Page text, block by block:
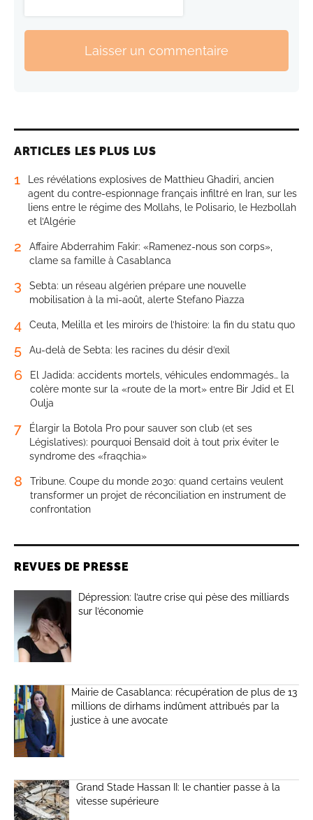
Laisser un commentaire
ARTICLES LES PLUS LUS
1
Les révélations explosives de Matthieu Ghadiri, ancien
agent du contre-espionnage français infiltré en Iran, sur les
liens entre le régime des Mollahs, le Polisario, le Hezbollah
et l’Algérie
2
Affaire Abderrahim Fakir: «Ramenez-nous son corps»,
clame sa famille à Casablanca
3
Sebta: un réseau algérien prépare une nouvelle
mobilisation à la mi-août, alerte Stefano Piazza
4 Ceuta, Melilla et les miroirs de l’histoire: la fin du statu quo
5 Au-delà de Sebta: les racines du désir d’exil
6
El Jadida: accidents mortels, véhicules endommagés… la
colère monte sur la «route de la mort» entre Bir Jdid et El
Oulja
7
Élargir la Botola Pro pour sauver son club (et ses
Législatives): pourquoi Bensaïd doit à tout prix éviter le
syndrome des «fraqchia»
8
Tribune. Coupe du monde 2030: quand certains veulent
transformer un projet de réconciliation en instrument de
confrontation
REVUES DE PRESSE
Dépression: l’autre crise qui pèse des milliards
sur l’économie
Mairie de Casablanca: récupération de plus de 13
millions de dirhams indûment attribués par la
justice à une avocate
Grand Stade Hassan II: le chantier passe à la
vitesse supérieure